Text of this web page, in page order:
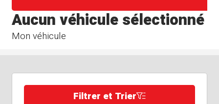
Mon véhicule
Aucun véhicule sélectionné
Filtrer et Trier